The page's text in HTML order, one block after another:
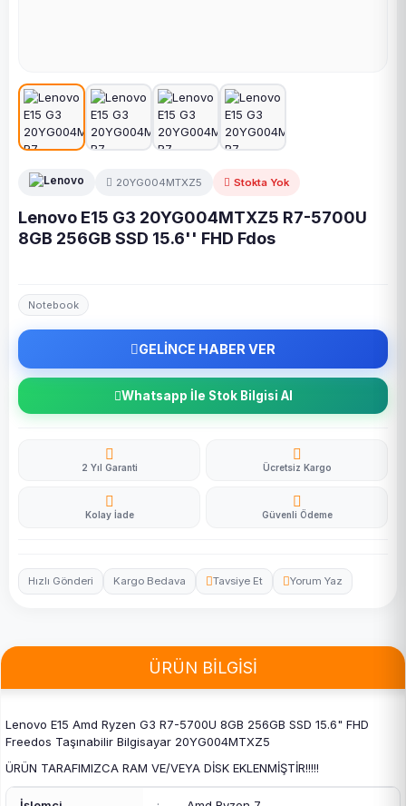
20YG004MTXZ5 Stokta Yok
Lenovo E15 G3 20YG004MTXZ5 R7-5700U
8GB 256GB SSD 15.6'' FHD Fdos
Notebook
GELİNCE HABER VER
Whatsapp İle Stok Bilgisi Al
2 Yıl Garanti Ücretsiz Kargo
Kolay İade Güvenli Ödeme
Hızlı Gönderi Kargo Bedava Tavsiye Et Yorum Yaz
ÜRÜN BİLGİSİ
Lenovo E15 Amd Ryzen G3 R7-5700U 8GB 256GB SSD 15.6" FHD
Freedos Taşınabilir Bilgisayar 20YG004MTXZ5
ÜRÜN TARAFIMIZCA RAM VE/VEYA DİSK EKLENMİŞTİR!!!!!